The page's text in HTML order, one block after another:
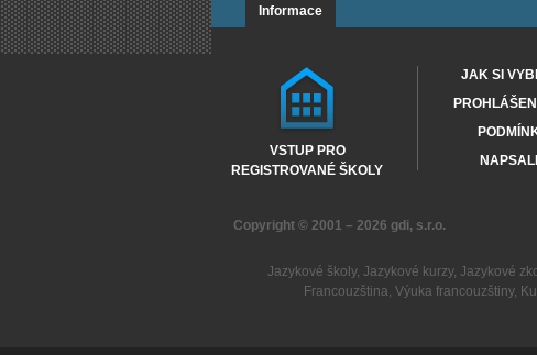
Informace
VSTUP PRO
REGISTROVANÉ ŠKOLY
JAK SI
Copyright © 2001 – 2026 gdi, s.r.o.
Jazykové školy, Jazykové kurzy, Jazykové
Francouzština, Výuka francouzštiny,